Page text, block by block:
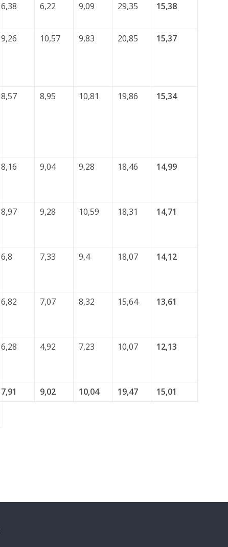
6,38 6,22 9,09 29,35 15,38
9,26 10,57 9,83 20,85 15,37
8,57 8,95 10,81 19,86 15,34
8,16 9,04 9,28 18,46 14,99
8,97 9,28 10,59 18,31 14,71
6,8 7,33 9,4 18,07 14,12
6,82 7,07 8,32 15,64 13,61
6,28 4,92 7,23 10,07 12,13
7,91 9,02 10,04 19,47 15,01